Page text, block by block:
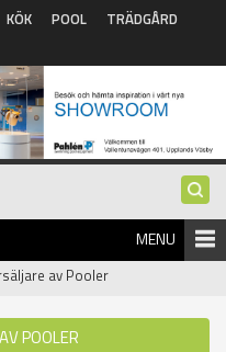
KÖK POOL
TRÄDGÅRD
MENU
av Pooler
POOLER